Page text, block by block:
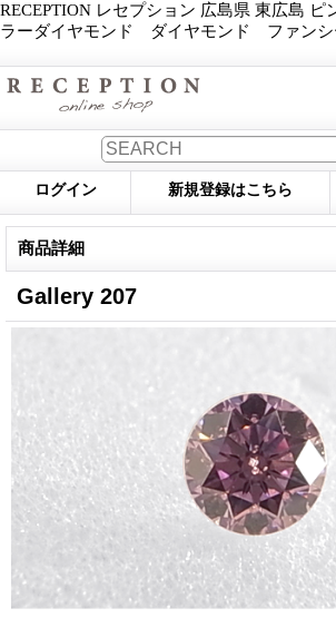
RECEPTION レセプション 広島県 東広島
ラーダイヤモンド ダイヤモンド ファンシ
ログイン 新規登録はこちら
商品詳細
Gallery 207